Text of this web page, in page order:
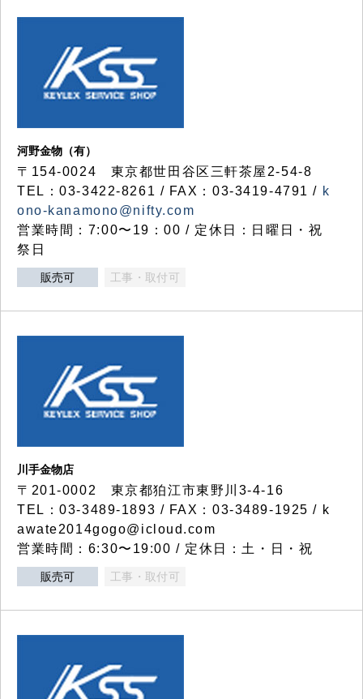
河野金物（有）
〒154-0024 東京都世田谷区三軒茶屋2-54-8
TEL：03-3422-8261 / FAX：03-3419-4791 / k
ono-kanamono@nifty.com
営業時間：7:00〜19：00 / 定休日：日曜日・祝
祭日
販売可 工事・取付可
川手金物店
〒201-0002 東京都狛江市東野川3-4-16
TEL：03-3489-1893 / FAX：03-3489-1925 / k
awate2014gogo@icloud.com
営業時間：6:30〜19:00 / 定休日：土・日・祝
販売可 工事・取付可